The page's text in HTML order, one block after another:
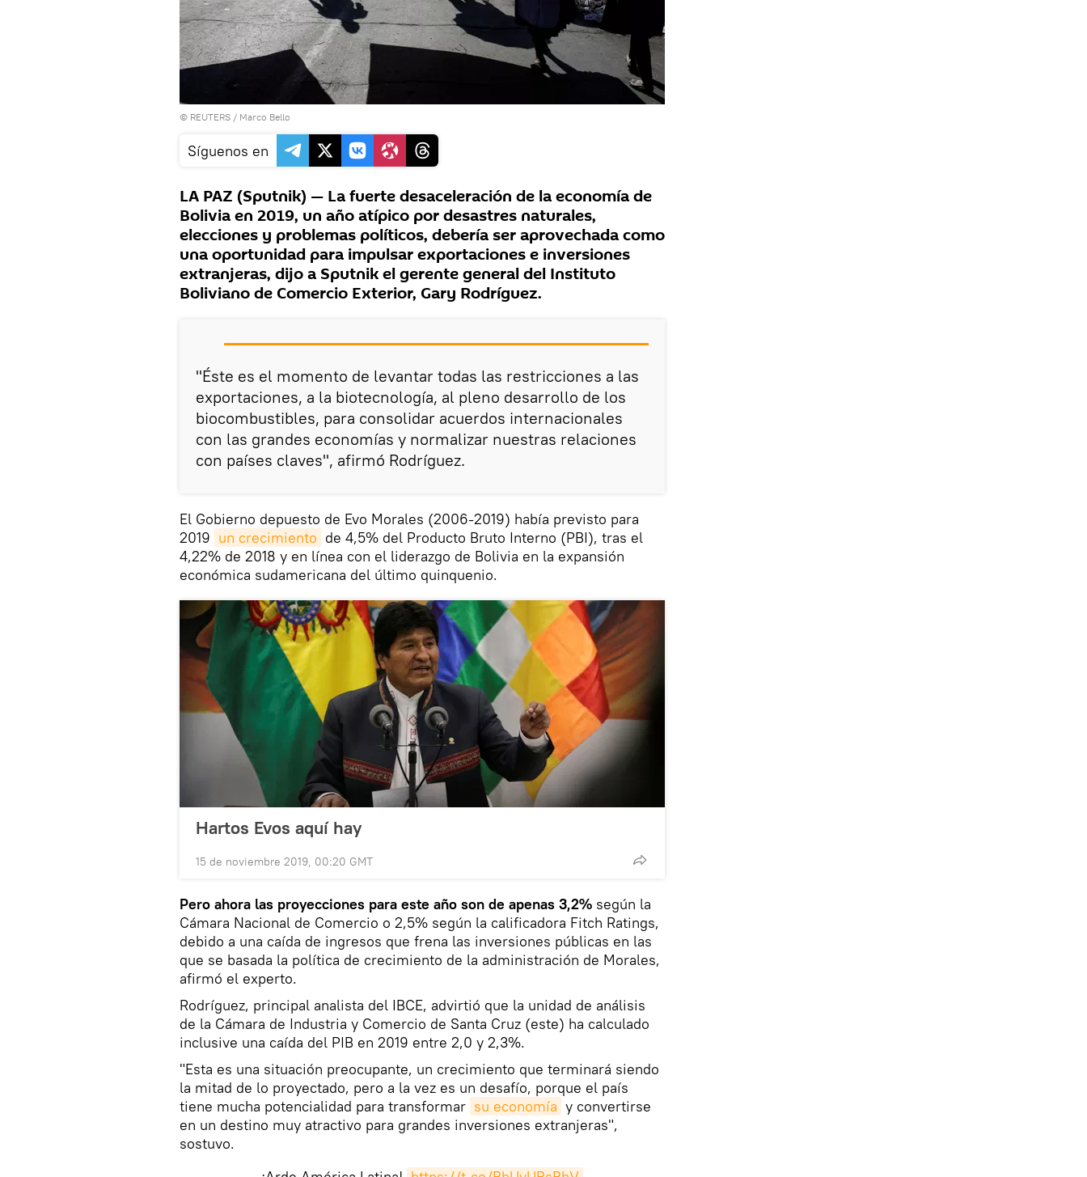
© REUTERS / Marco Bello
Síguenos en
LA PAZ (Sputnik) — La fuerte desaceleración de la economía de
Bolivia en 2019, un año atípico por desastres naturales,
elecciones y problemas políticos, debería ser aprovechada como
una oportunidad para impulsar exportaciones e inversiones
extranjeras, dijo a Sputnik el gerente general del Instituto
Boliviano de Comercio Exterior, Gary Rodríguez.
"Éste es el momento de levantar todas las restricciones a las
exportaciones, a la biotecnología, al pleno desarrollo de los
biocombustibles, para consolidar acuerdos internacionales
con las grandes economías y normalizar nuestras relaciones
con países claves", afirmó Rodríguez.
El Gobierno depuesto de Evo Morales (2006-2019) había previsto para
2019 un crecimiento de 4,5% del Producto Bruto Interno (PBI), tras el
4,22% de 2018 y en línea con el liderazgo de Bolivia en la expansión
económica sudamericana del último quinquenio.
Hartos Evos aquí hay
15 de noviembre 2019, 00:20 GMT
Pero ahora las proyecciones para este año son de apenas 3,2% según la
Cámara Nacional de Comercio o 2,5% según la calificadora Fitch Ratings,
debido a una caída de ingresos que frena las inversiones públicas en las
que se basada la política de crecimiento de la administración de Morales,
afirmó el experto.
Rodríguez, principal analista del IBCE, advirtió que la unidad de análisis
de la Cámara de Industria y Comercio de Santa Cruz (este) ha calculado
inclusive una caída del PIB en 2019 entre 2,0 y 2,3%.
"Esta es una situación preocupante, un crecimiento que terminará siendo
la mitad de lo proyectado, pero a la vez es un desafío, porque el país
tiene mucha potencialidad para transformar su economía y convertirse
en un destino muy atractivo para grandes inversiones extranjeras",
sostuvo.